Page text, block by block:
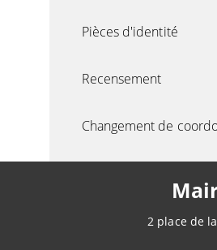
Pièces d'identité
Recensement
Changement de
2 place de